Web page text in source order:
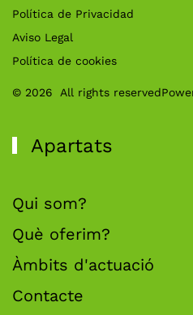
Política de Privacidad
Aviso Legal
Política de cookies
© 2026 All rights reserved
Apartats
Qui som?
Què oferim?
Àmbits d'actuació
Contacte